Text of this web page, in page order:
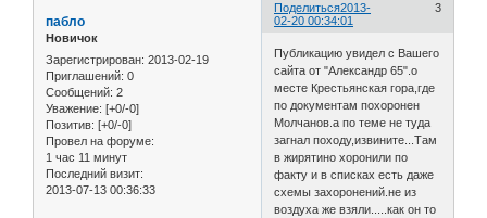
Поделиться 3
2013-
02-20 00:34:01
пабло
Новичок
Зарегистрирован: 2013-02-19
Приглашений: 0
Сообщений: 2
Уважение: [+0/-0]
Позитив: [+0/-0]
Провел на форуме:
1 час 11 минут
Последний визит:
2013-07-13 00:36:33
Публикацию увидел с Вашего
сайта от "Александр 65".о
месте Крестьянская гора,где
по документам похоронен
Молчанов.а по теме не туда
загнал походу,извините...Там
в жирятино хоронили по
факту и в списках есть даже
схемы захоронений.не из
воздуха же взяли.....как он то